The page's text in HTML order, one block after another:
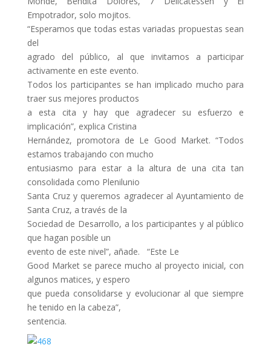
Empotrador, solo mojitos.
“Esperamos que todas estas variadas propuestas sean
del
agrado del público, al que invitamos a participar
activamente en este evento.
Todos los participantes se han implicado mucho para
traer sus mejores productos
a esta cita y hay que agradecer su esfuerzo e
implicación”, explica Cristina
Hernández, promotora de Le Good Market. “Todos
estamos trabajando con mucho
entusiasmo para estar a la altura de una cita tan
consolidada como Plenilunio
Santa Cruz y queremos agradecer al Ayuntamiento de
Santa Cruz, a través de la
Sociedad de Desarrollo, a los participantes y al público
que hagan posible un
evento de este nivel”, añade. “Este Le
Good Market se parece mucho al proyecto inicial, con
algunos matices, y espero
que pueda consolidarse y evolucionar al que siempre
he tenido en la cabeza”,
sentencia.